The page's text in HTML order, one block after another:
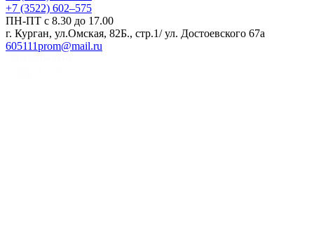
+7 (3522) 602‒575
ПН-ПТ с 8.30 до 17.00
г. Курган, ул.Омская, 82Б., стр.1/ ул. Достоевского 67а
605111prom@mail.ru